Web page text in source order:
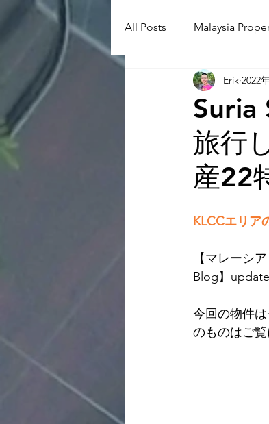
All Posts Malaysia
Aunty Aya Blog(J)
Shop Informetion(J)
Language School
Suria
旅行
産22
Erik 2022
KLCCエリア
【マレーシ
Blog】
今回の物件
のものはご